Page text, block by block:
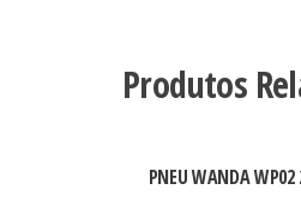
Produtos
PNEU WANDA WP02